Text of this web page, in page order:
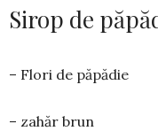
Sirop de
– Flori de păpădie
– zahăr brun